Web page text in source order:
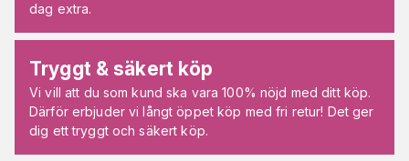
dag extra.
Tryggt & säkert köp
Vi vill att du som kund ska vara 100% nöjd med ditt köp.
Därför erbjuder vi långt öppet köp med fri retur! Det ger
dig ett tryggt och säkert köp.